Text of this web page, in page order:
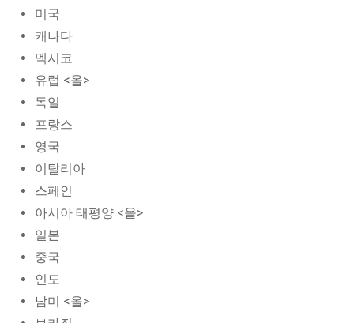
미국
캐나다
멕시코
유럽 <올>
독일
프랑스
영국
이탈리아
스페인
아시아 태평양 <올>
일본
중국
인도
남미 <올>